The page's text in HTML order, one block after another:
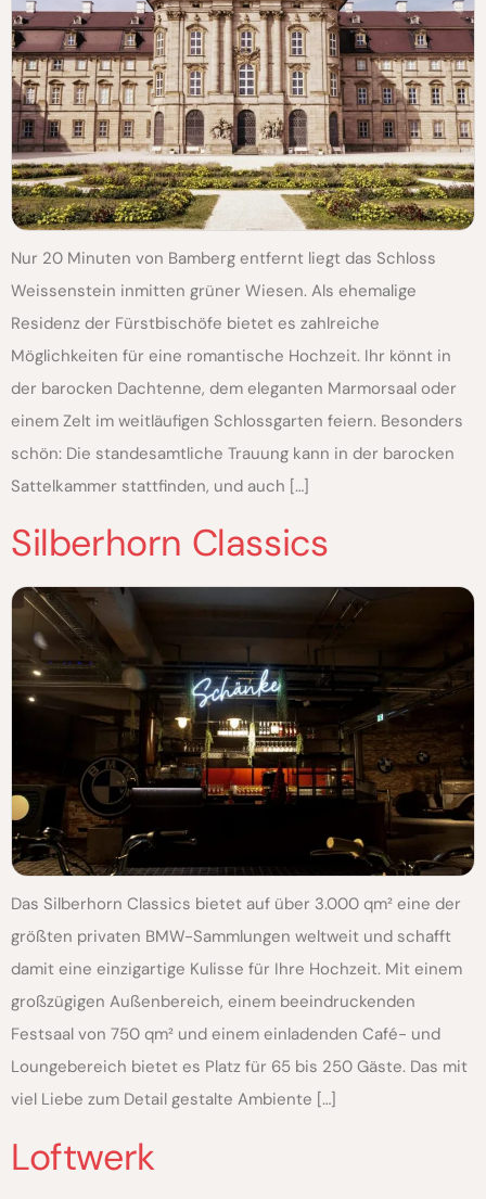
Nur 20 Minuten von Bamberg entfernt liegt das Schloss
Weissenstein inmitten grüner Wiesen. Als ehemalige
Residenz der Fürstbischöfe bietet es zahlreiche
Möglichkeiten für eine romantische Hochzeit. Ihr könnt in
der barocken Dachtenne, dem eleganten Marmorsaal oder
einem Zelt im weitläufigen Schlossgarten feiern. Besonders
schön: Die standesamtliche Trauung kann in der barocken
Sattelkammer stattfinden, und auch […]
Silberhorn Classics
Das Silberhorn Classics bietet auf über 3.000 qm² eine der
größten privaten BMW-Sammlungen weltweit und schafft
damit eine einzigartige Kulisse für Ihre Hochzeit. Mit einem
großzügigen Außenbereich, einem beeindruckenden
Festsaal von 750 qm² und einem einladenden Café- und
Loungebereich bietet es Platz für 65 bis 250 Gäste. Das mit
viel Liebe zum Detail gestalte Ambiente […]
Loftwerk